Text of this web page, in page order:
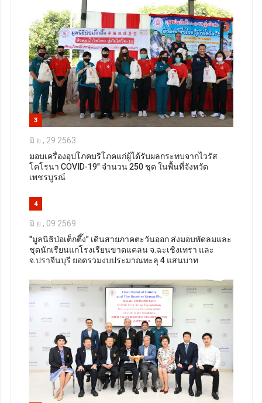
3
มิ.ย., 29 2563
มอบเครื่องอุปโภคบริโภคแก่ผู้ได้รับผลกระทบจากไวรัส
โคโรนา COVID-19" จำนวน 250 ชุด ในพื้นที่จังหวัด
เพชรบูรณ์
4
มิ.ย., 09 2569
"มูลนิธิป่อเต็กตึ๊ง" เดินสายภาคตะวันออก ส่งมอบพัดลมและ
ชุดนักเรียนแก่โรงเรียนขาดแคลน จ.ฉะเชิงเทรา และ
จ.ปราจีนบุรี ยอดรวมงบประมาณทะลุ 4 แสนบาท